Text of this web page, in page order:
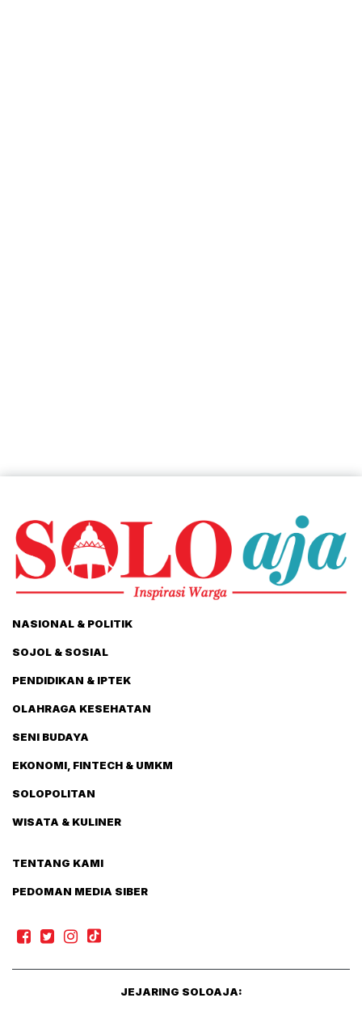
NASIONAL & POLITIK
SOJOL & SOSIAL
PENDIDIKAN & IPTEK
OLAHRAGA KESEHATAN
SENI BUDAYA
EKONOMI, FINTECH & UMKM
SOLOPOLITAN
WISATA & KULINER
TENTANG KAMI
PEDOMAN MEDIA SIBER
JEJARING SOLOAJA: